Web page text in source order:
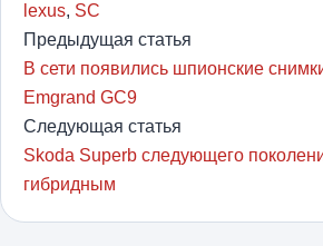
lexus, SC
Предыдущая статья
В сети появились шпионские
Emgrand GC9
Следующая статья
Skoda Superb следующего
гибридным